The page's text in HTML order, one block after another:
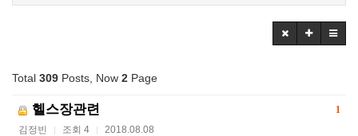
Total 309 Posts, Now 2 Page
1
헬스장관련
김정빈 | 조회 4 | 2018.08.08